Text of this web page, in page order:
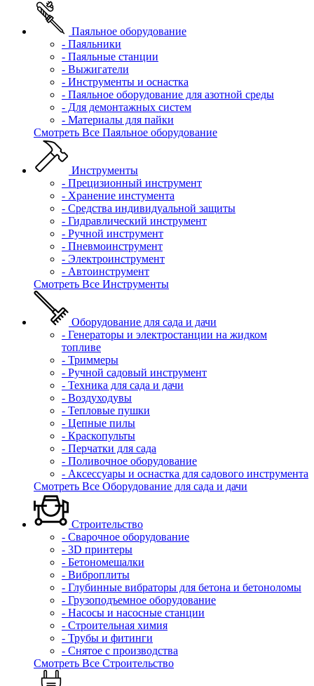
Паяльное оборудование
- Паяльники
- Паяльные станции
- Выжигатели
- Инструменты и оснастка
- Паяльное оборудование для азотной среды
- Для демонтажных систем
- Материалы для пайки
Смотреть Все Паяльное оборудование
Инструменты
- Прецизионный инструмент
- Хранение инстумента
- Средства индивидуальной защиты
- Гидравлический инструмент
- Ручной инструмент
- Пневмоинструмент
- Электроинструмент
- Автоинструмент
Смотреть Все Инструменты
Оборудование для сада и дачи
- Генераторы и электростанции на жидком
топливе
- Триммеры
- Ручной садовый инструмент
- Техника для сада и дачи
- Воздуходувы
- Тепловые пушки
- Цепные пилы
- Краскопульты
- Перчатки для сада
- Поливочное оборудование
- Аксессуары и оснастка для садового инструмента
Смотреть Все Оборудование для сада и дачи
Строительство
- Сварочное оборудование
- 3D принтеры
- Бетономешалки
- Виброплиты
- Глубинные вибраторы для бетона и бетоноломы
- Грузоподъемное оборудование
- Насосы и насосные станции
- Строительная химия
- Трубы и фитинги
- Снятое с производства
Смотреть Все Строительство